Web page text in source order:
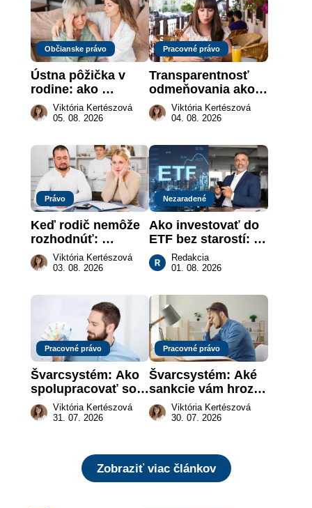
Občianske právo
Ústna pôžička v
rodine: ako
vymôcť peniaze,
keď na papieri nie
Viktória Kertészová
05. 08. 2026
Pracovné právo
Transparentnosť
odmeňovania ako
právna povinnosť:
revolúcia na
práce
Viktória Kertészová
04. 08. 2026
Právo
Keď rodič nemôže
rozhodnúť:
nahradenie prejavu
vôle súdom v
Viktória Kertészová
03. 08. 2026
Nezaradené
Ako investovať do
ETF bez starostí:
Investičné plány,
ktoré urobia prácu
Redakcia
01. 08. 2026
Pracovné právo
Švarcsystém: Ako
spolupracovať so
živnostníkom
legálne a bez
Viktória Kertészová
31. 07. 2026
Pracovné právo
Švarcsystém: Aké
sankcie vám hrozia
a prečo nestačí
zaplatiť pokutu?
Viktória Kertészová
30. 07. 2026
Zobraziť viac článkov